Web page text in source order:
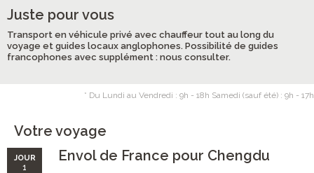
Juste pour vous
Transport en véhicule privé avec chauffeur tout au long du
voyage et guides locaux anglophones. Possibilité de guides
francophones avec supplément : nous consulter.
* Du Lundi au Vendredi : 9h - 18h Samedi (sauf été) : 9h - 17h
Votre voyage
JOUR
1
Envol de France pour Chengdu